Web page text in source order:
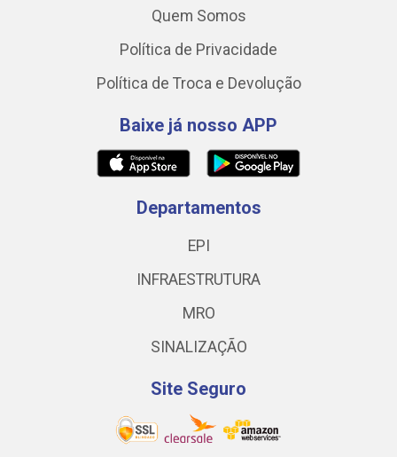
Quem Somos
Política de Privacidade
Política de Troca e Devolução
Baixe já nosso APP
Departamentos
EPI
INFRAESTRUTURA
MRO
SINALIZAÇÃO
Site Seguro